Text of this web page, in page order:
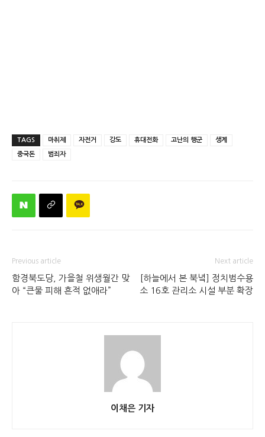
TAGS 마취제 자전거 강도 휴대전화 고난의 행군 생계
중국돈 범죄자
Previous article
함경북도당, 가을철 위생월간 맞
아 “큰물 피해 흔적 없애라”
Next article
[하늘에서 본 북녘] 정치범수용
소 16호 관리소 시설 부분 확장
이채은 기자